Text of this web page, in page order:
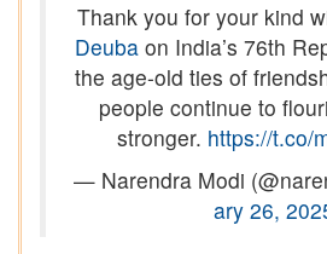
Thank you for your kind
Deubaon India’s 76th
the age-old ties of
people continue to
stronger. https://t.co/
— Narendra Modi
ary 26,